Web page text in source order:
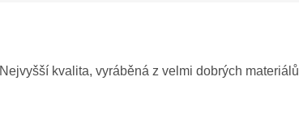
Nejvyšší kvalita, vyráběná z velmi dobrých materiálů